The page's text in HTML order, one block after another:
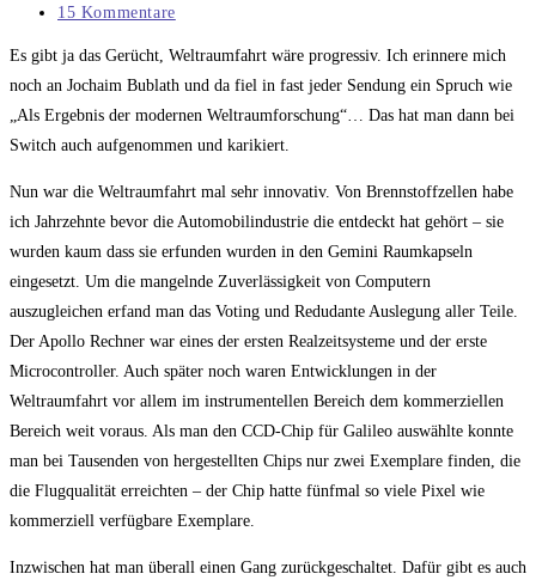
Kategorie:
Beitrags-
15 Kommentare
Es gibt ja das Gerücht, Weltraumfahrt wäre progressiv. Ich erinnere mich
noch an Jochaim Bublath und da fiel in fast jeder Sendung ein Spruch wie
„Als Ergebnis der modernen Weltraumforschung“… Das hat man dann bei
Switch auch aufgenommen und karikiert.
Nun war die Weltraumfahrt mal sehr innovativ. Von Brennstoffzellen habe
ich Jahrzehnte bevor die Automobilindustrie die entdeckt hat gehört – sie
wurden kaum dass sie erfunden wurden in den Gemini Raumkapseln
eingesetzt. Um die mangelnde Zuverlässigkeit von Computern
auszugleichen erfand man das Voting und Redudante Auslegung aller Teile.
Der Apollo Rechner war eines der ersten Realzeitsysteme und der erste
Microcontroller. Auch später noch waren Entwicklungen in der
Weltraumfahrt vor allem im instrumentellen Bereich dem kommerziellen
Bereich weit voraus. Als man den CCD-Chip für Galileo auswählte konnte
man bei Tausenden von hergestellten Chips nur zwei Exemplare finden, die
die Flugqualität erreichten – der Chip hatte fünfmal so viele Pixel wie
kommerziell verfügbare Exemplare.
Inzwischen hat man überall einen Gang zurückgeschaltet. Dafür gibt es auch